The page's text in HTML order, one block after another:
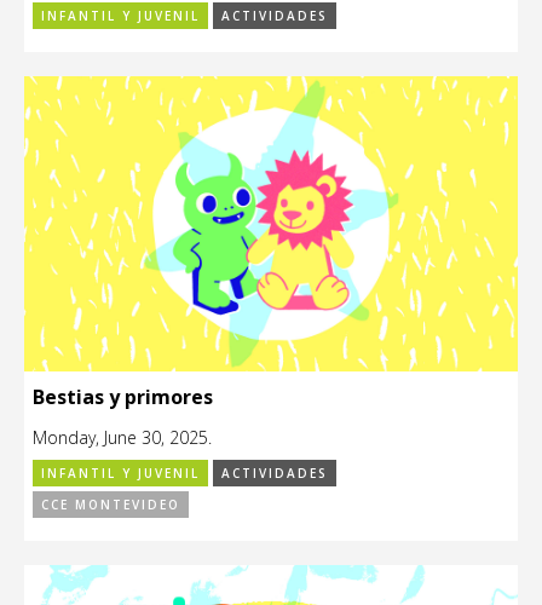
INFANTIL Y JUVENIL ACTIVIDADES
Bestias y primores
Monday, June 30, 2025.
INFANTIL Y JUVENIL
ACTIVIDADES
CCE MONTEVIDEO